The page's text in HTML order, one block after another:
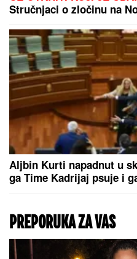
HITNO SE
BAJDEN:
bolno
IŠLA NA OPERACIJU
našeg pevača se nakon
hirurški zahvat: "To mi